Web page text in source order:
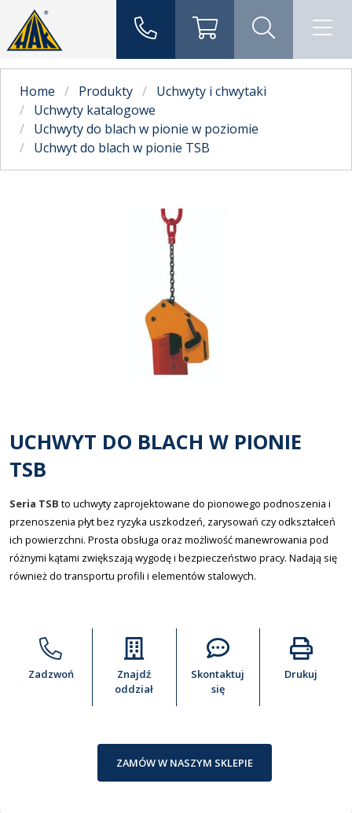
Home Produkty
Uchwyty i chwytaki
Uchwyty katalogowe
Uchwyty do blach w pionie w poziomie
Uchwyt do blach w pionie TSB
UCHWYT DO BLACH W PIONIE
TSB
Seria TSB to uchwyty zaprojektowane do pionowego podnoszenia i
przenoszenia płyt bez ryzyka uszkodzeń, zarysowań czy odkształceń
ich powierzchni. Prosta obsługa oraz możliwość manewrowania pod
różnymi kątami zwiększają wygodę i bezpieczeństwo pracy. Nadają się
również do transportu profili i elementów stalowych.
Zadzwoń
Znajdź
oddział
Skontaktuj
się
Drukuj
ZAMÓW W NASZYM SKLEPIE